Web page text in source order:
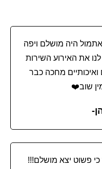
היה מושלם ויפה
את האירוע השירות
ואיכותיים מחכה כבר
שוב❤️
כי פשוט יצא מושלם!!!